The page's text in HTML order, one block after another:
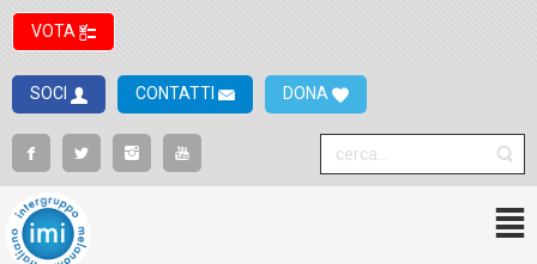
VOTA
SOCI CONTATTI DONA